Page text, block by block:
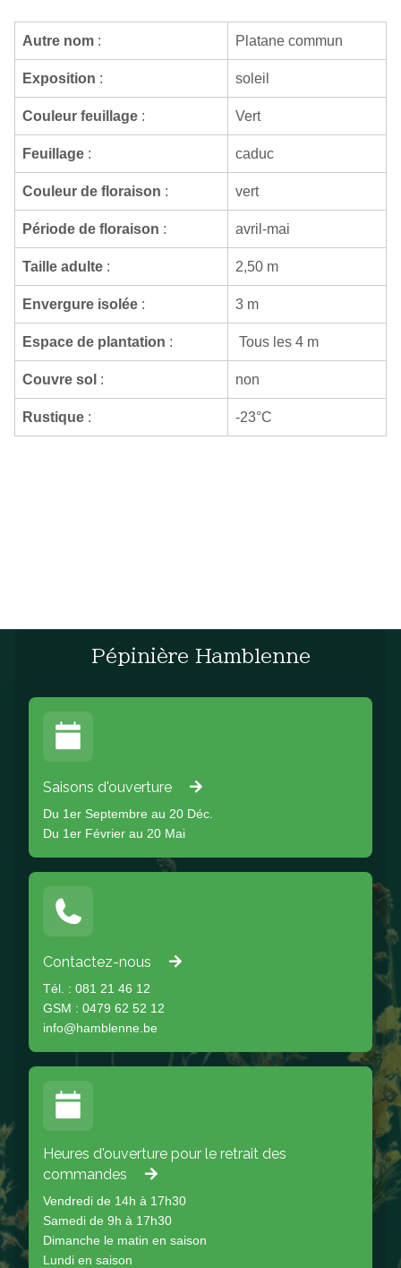
Autre nom : Platane commun
Exposition : soleil
Couleur feuillage : Vert
Feuillage : caduc
Couleur de floraison : vert
Période de floraison : avril-mai
Taille adulte : 2,50 m
Envergure isolée : 3 m
Espace de plantation : Tous les 4 m
Couvre sol : non
Rustique : -23°C
Pépinière Hamblenne
Saisons d'ouverture
Du 1er Septembre au 20 Déc.
Du 1er Février au 20 Mai
Contactez-nous
Tél. : 081 21 46 12
GSM : 0479 62 52 12
info@hamblenne.be
Heures d'ouverture pour le retrait des
commandes
Vendredi de 14h à 17h30
Samedi de 9h à 17h30
Dimanche le matin en saison
Lundi en saison